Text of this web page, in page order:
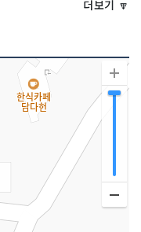
정부시 산곡동, 거문
험교육관으로 2009
관하였다.즐기고 배울
헌에서는 떡 만들기
하여 양갱 만들기, 메
기, 김장 담그기, 두부
로그램과 주말농장을
있다. 인스턴트와
습관을 갖은 어린이,
을 통하여 우리의 건강
담다헌의 손쉬운 떡
서 직접 떡을 만들어
더보기 🔽